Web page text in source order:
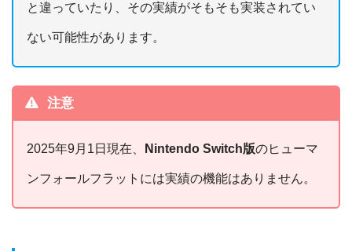
と違っていたり、その実績がそもそも実装されてい
ない可能性があります。
注意
2025年9月1日現在、 Nintendo Switch版のヒューマ
ンフォールフラットには実績の機能はありません。